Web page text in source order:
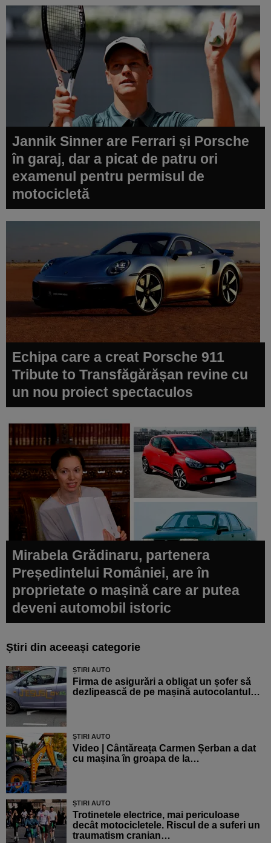
Jannik Sinner are Ferrari și Porsche
în garaj, dar a picat de patru ori
examenul pentru permisul de
motocicletă
Echipa care a creat Porsche 911
Tribute to Transfăgărășan revine cu
un nou proiect spectaculos
Mirabela Grădinaru, partenera
Președintelui României, are în
proprietate o mașină care ar putea
deveni automobil istoric
Știri din aceeași categorie
ȘTIRI AUTO
Firma de asigurări a obligat un șofer să
dezlipească de pe mașină autocolantul…
ȘTIRI AUTO
Video | Cântăreața Carmen Șerban a dat
cu mașina în groapa de la…
ȘTIRI AUTO
Trotinetele electrice, mai periculoase
decât motocicletele. Riscul de a suferi un
traumatism cranian…